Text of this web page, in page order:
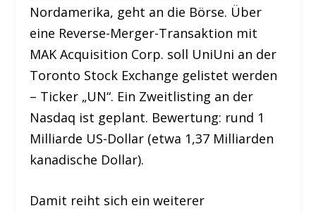
Nordamerika, geht an die Börse. Über
eine Reverse-Merger-Transaktion mit
MAK Acquisition Corp. soll UniUni an der
Toronto Stock Exchange gelistet werden
– Ticker „UN“. Ein Zweitlisting an der
Nasdaq ist geplant. Bewertung: rund 1
Milliarde US-Dollar (etwa 1,37 Milliarden
kanadische Dollar).
Damit reiht sich ein weiterer